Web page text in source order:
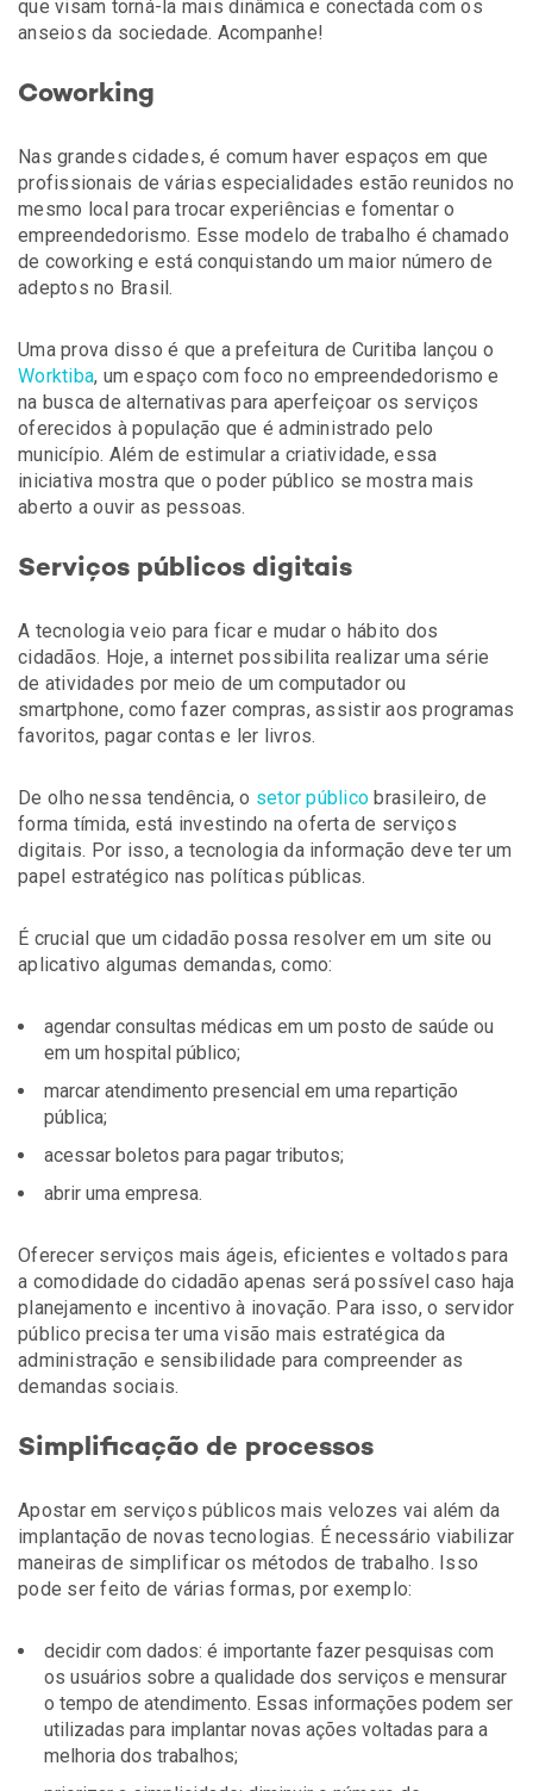
que visam torná-la mais dinâmica e conectada com os
anseios da sociedade. Acompanhe!
Coworking
Nas grandes cidades, é comum haver espaços em que
profissionais de várias especialidades estão reunidos no
mesmo local para trocar experiências e fomentar o
empreendedorismo. Esse modelo de trabalho é chamado
de coworking e está conquistando um maior número de
adeptos no Brasil.
Uma prova disso é que a prefeitura de Curitiba lançou o
Worktiba, um espaço com foco no empreendedorismo e
na busca de alternativas para aperfeiçoar os serviços
oferecidos à população que é administrado pelo
município. Além de estimular a criatividade, essa
iniciativa mostra que o poder público se mostra mais
aberto a ouvir as pessoas.
Serviços públicos digitais
A tecnologia veio para ficar e mudar o hábito dos
cidadãos. Hoje, a internet possibilita realizar uma série
de atividades por meio de um computador ou
smartphone, como fazer compras, assistir aos programas
favoritos, pagar contas e ler livros.
De olho nessa tendência, o setor públicobrasileiro, de
forma tímida, está investindo na oferta de serviços
digitais. Por isso, a tecnologia da informação deve ter um
papel estratégico nas políticas públicas.
É crucial que um cidadão possa resolver em um site ou
aplicativo algumas demandas, como:
agendar consultas médicas em um posto de saúde ou
em um hospital público;
marcar atendimento presencial em uma repartição
pública;
acessar boletos para pagar tributos;
abrir uma empresa.
Oferecer serviços mais ágeis, eficientes e voltados para
a comodidade do cidadão apenas será possível caso haja
planejamento e incentivo à inovação. Para isso, o servidor
público precisa ter uma visão mais estratégica da
administração e sensibilidade para compreender as
demandas sociais.
Simplificação de processos
Apostar em serviços públicos mais velozes vai além da
implantação de novas tecnologias. É necessário viabilizar
maneiras de simplificar os métodos de trabalho. Isso
pode ser feito de várias formas, por exemplo:
decidir com dados: é importante fazer pesquisas com
os usuários sobre a qualidade dos serviços e mensurar
o tempo de atendimento. Essas informações podem ser
utilizadas para implantar novas ações voltadas para a
melhoria dos trabalhos;